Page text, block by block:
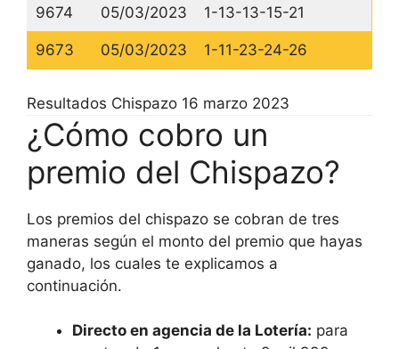
9674 05/03/2023 1-13-13-15-21
9673 05/03/2023 1-11-23-24-26
Resultados Chispazo 16 marzo 2023
¿Cómo cobro un
premio del Chispazo?
Los premios del chispazo se cobran de tres
maneras según el monto del premio que hayas
ganado, los cuales te explicamos a
continuación.
Directo en agencia de la Lotería: para